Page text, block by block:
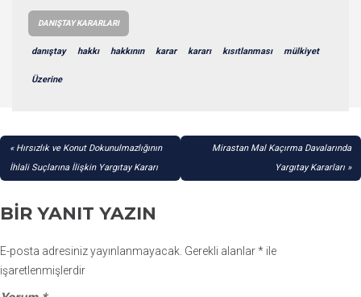
DANIŞTAY KARARLARI
danıştay hakkı hakkının karar kararı kısıtlanması mülkiyet
Üzerine
YAZI
GEZINMESI
Hırsızlık ve Konut Dokunulmazlığının
İhlali Suçlarına İlişkin Yargıtay Kararı
Mirastan Mal Kaçırma Davalarında
Yargıtay Kararları
BIR YANIT YAZIN
E-posta adresiniz yayınlanmayacak. Gerekli alanlar* ile
işaretlenmişlerdir